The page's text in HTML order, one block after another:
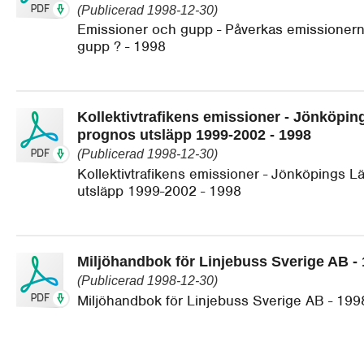
(Publicerad 1998-12-30)
Emissioner och gupp - Påverkas
gupp ? - 1998
Kollektivtrafikens emissioner -
prognos utsläpp 1999-2002 - 1998
(Publicerad 1998-12-30)
Kollektivtrafikens emissioner - Jönköpings
utsläpp 1999-2002 - 1998
Miljöhandbok för Linjebuss Sverige AB -
(Publicerad 1998-12-30)
Miljöhandbok för Linjebuss Sverige AB -